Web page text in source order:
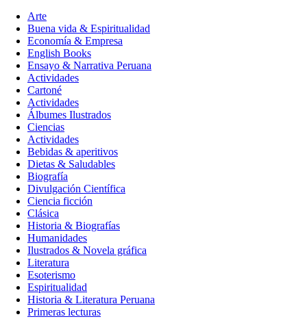
Arte
Buena vida & Espiritualidad
Economía & Empresa
English Books
Ensayo & Narrativa Peruana
Actividades
Cartoné
Actividades
Álbumes Ilustrados
Ciencias
Actividades
Bebidas & aperitivos
Dietas & Saludables
Biografía
Divulgación Científica
Ciencia ficción
Clásica
Historia & Biografías
Humanidades
Ilustrados & Novela gráfica
Literatura
Esoterismo
Espiritualidad
Historia & Literatura Peruana
Primeras lecturas